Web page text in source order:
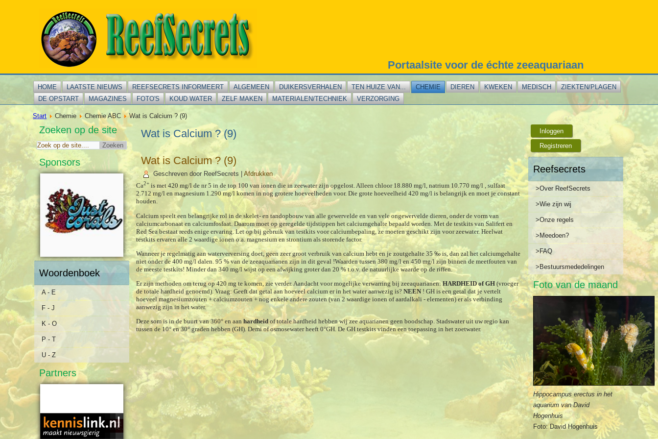
Portaalsite voor de échte zeeaquariaan
HOME LAATSTE NIEUWS REEFSECRETS INFORMEERT ALGEMEEN DUIKERSVERHALEN TEN HUIZE VAN... CHEMIE DIEREN KWEKEN MEDISCH
ZIEKTEN/PLAGEN
DE OPSTART
MAGAZINES FOTO'S KOUD WATER ZELF MAKEN MATERIALEN/TECHNIEK VERZORGING
Start Chemie Chemie ABC Wat is Calcium ? (9)
Zoeken op de site
Sponsors
Woordenboek
A - E
F - J
K - O
P - T
U - Z
Partners
Wat is Calcium ? (9)
Wat is Calcium ? (9)
Geschreven door ReefSecrets |Afdrukken
Ca2+ is met 420 mg/l de nr 5 in de top 100 van ionen die in zeewater zijn opgelost. Alleen chloor 18.880 mg/l, natrium 10.770 mg/l , sulfaat
2.712 mg/l en magnesium 1.290 mg/l komen in nog grotere hoeveel­heden voor. Die grote hoeveelheid 420 mg/l is belangrijk en moet je constant
houden.
Calcium speelt een belangrijke rol in de skelet- en tandopbouw van alle gewervelde en van vele ongewervelde dieren, onder de vorm van
calciumcarbonaat en calciumfosfaat. Daarom moet op geregelde tijdstippen het calciumgehalte bepaald worden. Met de testkits van Salifert en
Red Sea bestaat reeds enige ervaring. Let op bij gebruik van testkits voor calciumbepaling, ze moeten geschikt zijn voor zeewater. Heelwat
testkits ervaren alle 2 waardige ionen o.a. magnesium en strontium als storende factor.
Wanneer je regelmatig aan waterverversing doet, geen zeer groot verbruik van calcium hebt en je zoutgehal­te 35 ‰ is, dan ­zal het calciumgehalte
niet onder de 400 mg/l dalen. 95 % van de zeeaquarianen zijn in dit geval !Waarden tussen 380 mg/l en 450 mg/l zijn binnen de meetfouten van
de meeste testkits! Minder dan 340 mg/l wijst op een afwijking groter dan 20 % t.o.v. de natuurlijke waarde op de riffen.
Er zijn methoden om terug op 420 mg te komen, zie verder. Aandacht voor mogelijke verwarring bij zeeaquarianen:HARDHEID of GH (vroeger
de totale hardheid genoemd). Vraag: Geeft dat getal aan hoeveel calcium er in het water aanwezig is?NEEN ! GH is een getal dat je vertelt
hoeveel magnesiumzouten + calciumzouten + nog enkele andere zouten (van 2 waardige ionen of aardalkali - elementen) er als verbinding
aanwezig zijn in het water.
Deze som is in de buurt van 360° en aanhardheid of totale hardheid hebben wij zee aquarianen geen boodschap. Stadswater uit uw regio kan
tussen de 10° en 30° graden hebben (GH). Demi of osmosewater heeft 0°GH. De GH testkits vinden een toepassing in het zoetwater.
Inloggen
Registreren
Reefsecrets
>Over ReefSecrets
>Wie zijn wij
>Onze regels
>Meedoen?
>FAQ
>Bestuursmededelingen
Foto van de maand
Hippocampus erectus in het
aquarium van David
Hogenhuis
Foto: David Hogenhuis